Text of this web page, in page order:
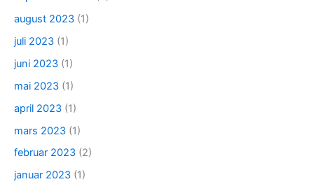
august 2023 (1)
juli 2023 (1)
juni 2023 (1)
mai 2023 (1)
april 2023 (1)
mars 2023 (1)
februar 2023 (2)
januar 2023 (1)